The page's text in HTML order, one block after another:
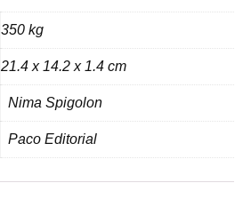
350 kg
21.4 x 14.2 x 1.4 cm
Nima Spigolon
Paco Editorial